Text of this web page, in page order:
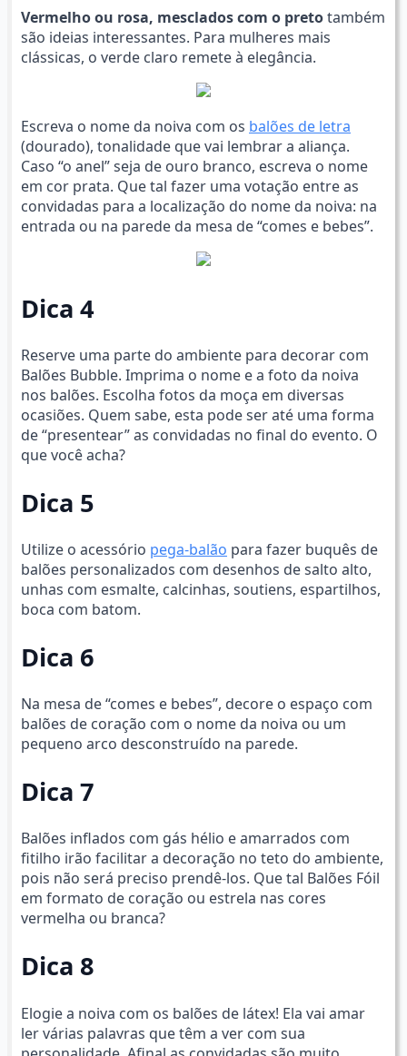
Vermelho ou rosa, mesclados com o pretotambém
são ideias interessantes. Para mulheres mais
clássicas, o verde claro remete à elegância.
Escreva o nome da noiva com os balões de letra
(dourado), tonalidade que vai lembrar a aliança.
Caso “o anel” seja de ouro branco, escreva o nome
em cor prata. Que tal fazer uma votação entre as
convidadas para a localização do nome da noiva: na
entrada ou na parede da mesa de “comes e bebes”.
Dica 4
Reserve uma parte do ambiente para decorar com
Balões Bubble. Imprima o nome e a foto da noiva
nos balões. Escolha fotos da moça em diversas
ocasiões. Quem sabe, esta pode ser até uma forma
de “presentear” as convidadas no final do evento. O
que você acha?
Dica 5
Utilize o acessório pega-balão para fazer buquês de
balões personalizados com desenhos de salto alto,
unhas com esmalte, calcinhas, soutiens, espartilhos,
boca com batom.
Dica 6
Na mesa de “comes e bebes”, decore o espaço com
balões de coração com o nome da noiva ou um
pequeno arco desconstruído na parede.
Dica 7
Balões inflados com gás hélio e amarrados com
fitilho irão facilitar a decoração no teto do ambiente,
pois não será preciso prendê-los. Que tal Balões Fóil
em formato de coração ou estrela nas cores
vermelha ou branca?
Dica 8
Elogie a noiva com os balões de látex! Ela vai amar
ler várias palavras que têm a ver com sua